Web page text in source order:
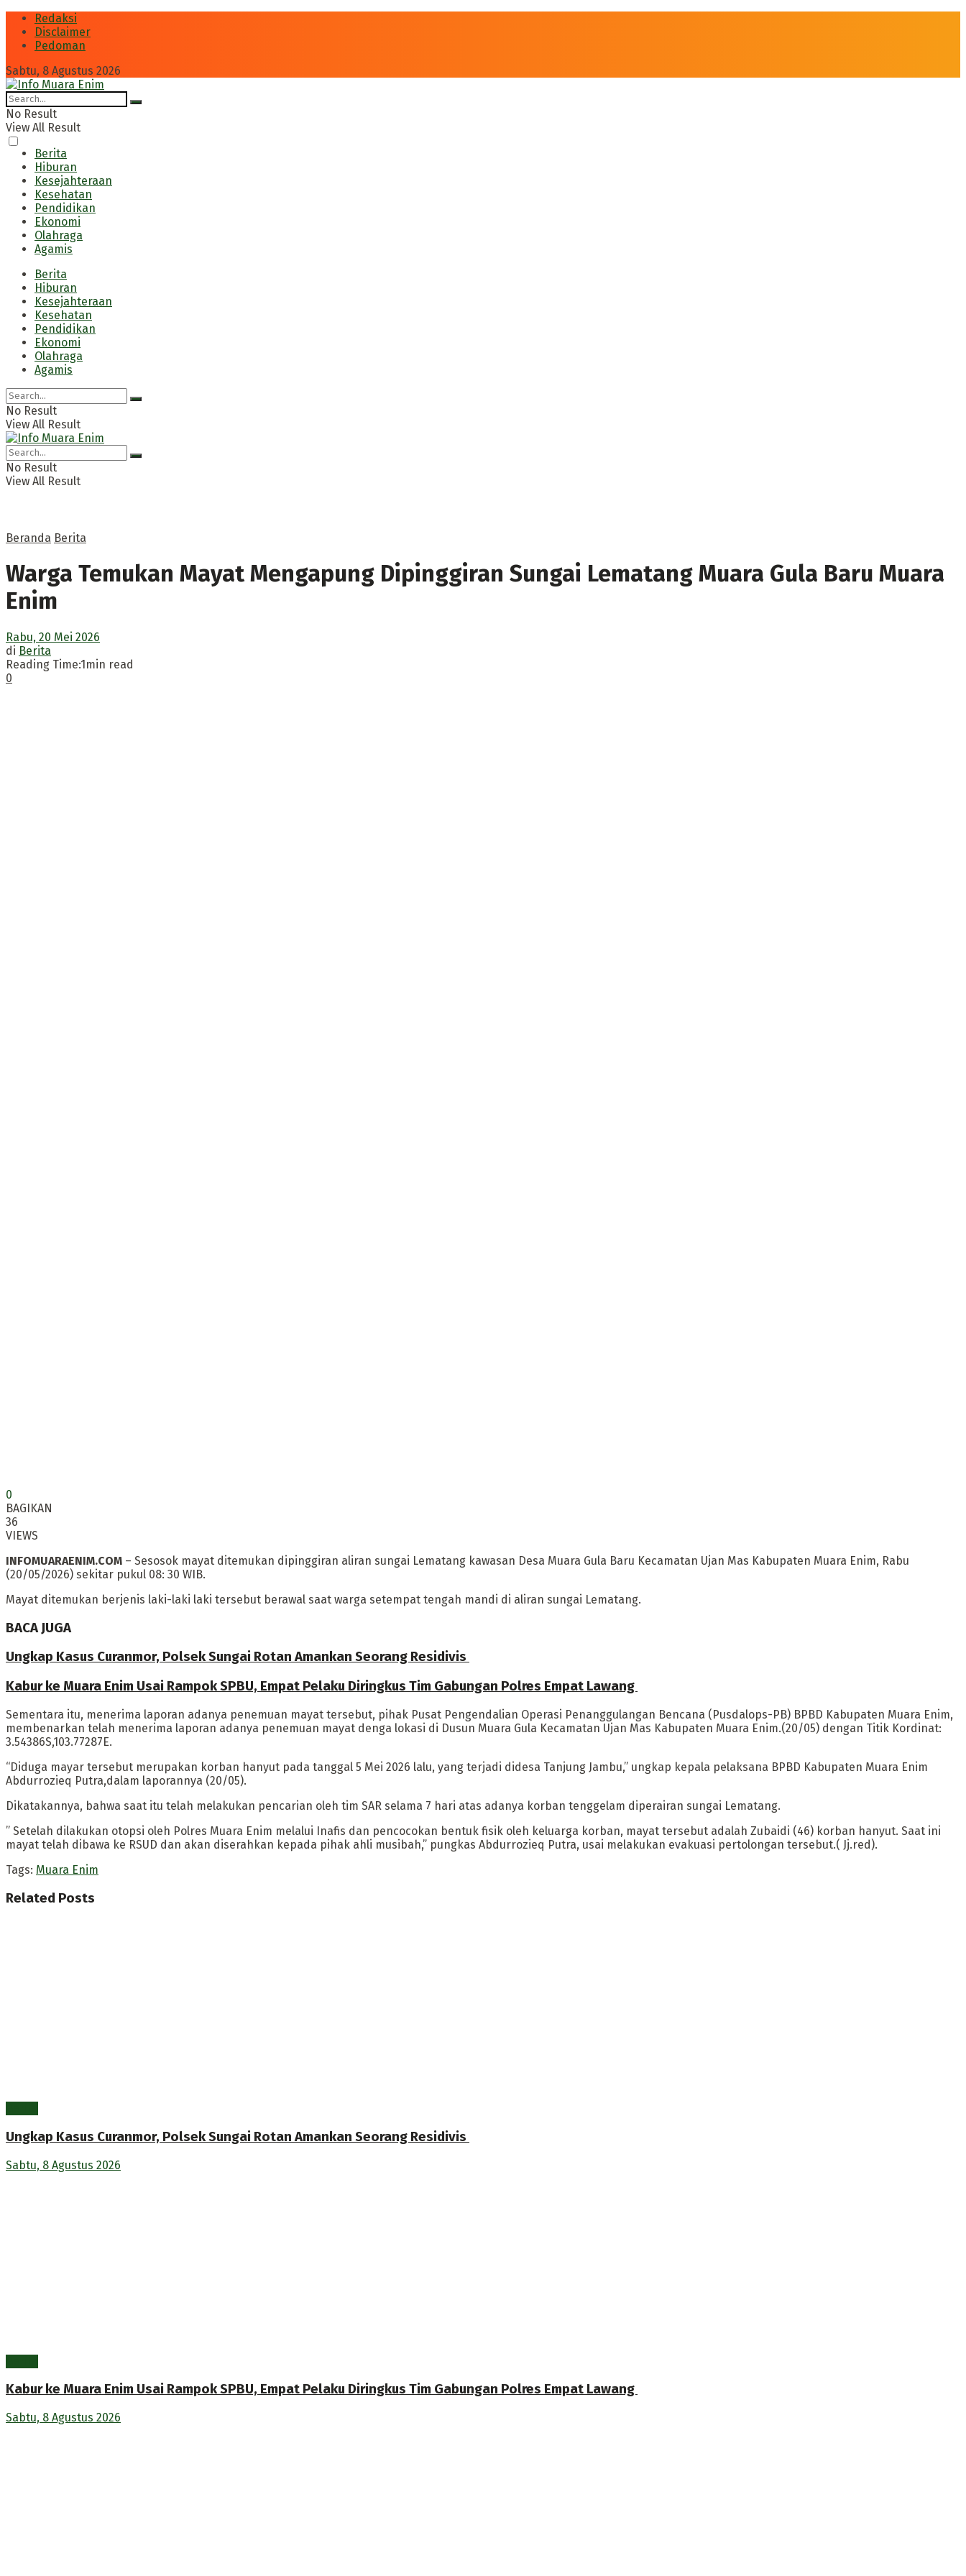
Redaksi
Disclaimer
Pedoman
Sabtu, 8 Agustus 2026
No Result
View All Result
Berita
Hiburan
Kesejahteraan
Kesehatan
Pendidikan
Ekonomi
Olahraga
Agamis
Berita
Hiburan
Kesejahteraan
Kesehatan
Pendidikan
Ekonomi
Olahraga
Agamis
No Result
View All Result
No Result
View All Result
Beranda Berita
Warga Temukan Mayat Mengapung Dipinggiran Sungai Lematang Muara Gula Baru Muara
Enim
Rabu, 20 Mei 2026
di Berita
Reading Time:1min read
0
0
BAGIKAN
36
VIEWS
INFOMUARAENIM.COM – Sesosok mayat ditemukan dipinggiran aliran sungai Lematang kawasan Desa Muara Gula Baru Kecamatan Ujan Mas Kabupaten Muara Enim, Rabu
(20/05/2026) sekitar pukul 08: 30 WIB.
Mayat ditemukan berjenis laki-laki laki tersebut berawal saat warga setempat tengah mandi di aliran sungai Lematang.
BACA JUGA
Ungkap Kasus Curanmor, Polsek Sungai Rotan Amankan Seorang Residivis
Kabur ke Muara Enim Usai Rampok SPBU, Empat Pelaku Diringkus Tim Gabungan Polres Empat Lawang
Sementara itu, menerima laporan adanya penemuan mayat tersebut, pihak Pusat Pengendalian Operasi Penanggulangan Bencana (Pusdalops-PB) BPBD Kabupaten Muara Enim,
membenarkan telah menerima laporan adanya penemuan mayat denga lokasi di Dusun Muara Gula Kecamatan Ujan Mas Kabupaten Muara Enim.(20/05) dengan Titik Kordinat:
3.54386S,103.77287E.
“Diduga mayar tersebut merupakan korban hanyut pada tanggal 5 Mei 2026 lalu, yang terjadi didesa Tanjung Jambu,” ungkap kepala pelaksana BPBD Kabupaten Muara Enim
Abdurrozieq Putra,dalam laporannya (20/05).
Dikatakannya, bahwa saat itu telah melakukan pencarian oleh tim SAR selama 7 hari atas adanya korban tenggelam diperairan sungai Lematang.
” Setelah dilakukan otopsi oleh Polres Muara Enim melalui Inafis dan pencocokan bentuk fisik oleh keluarga korban, mayat tersebut adalah Zubaidi (46) korban hanyut. Saat ini
mayat telah dibawa ke RSUD dan akan diserahkan kepada pihak ahli musibah,” pungkas Abdurrozieq Putra, usai melakukan evakuasi pertolongan tersebut.( Jj.red).
Tags: Muara Enim
Related Posts
Ungkap Kasus Curanmor, Polsek Sungai Rotan Amankan Seorang Residivis
Sabtu, 8 Agustus 2026
Kabur ke Muara Enim Usai Rampok SPBU, Empat Pelaku Diringkus Tim Gabungan Polres Empat Lawang
Sabtu, 8 Agustus 2026